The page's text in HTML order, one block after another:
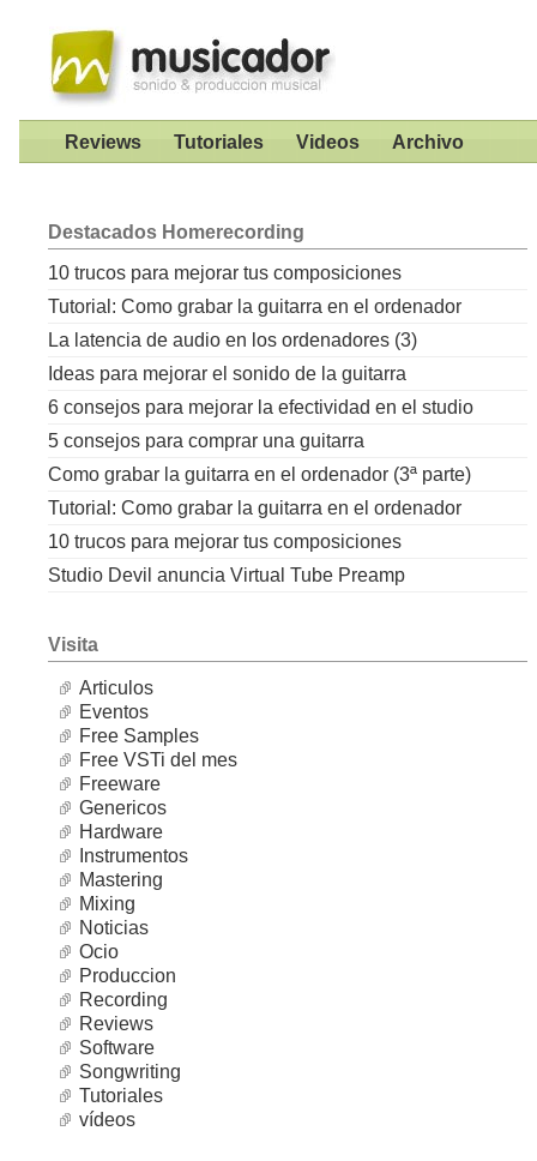
Reviews Tutoriales Videos Archivo
Destacados Homerecording
10 trucos para mejorar tus composiciones
Tutorial: Como grabar la guitarra en el ordenador
La latencia de audio en los ordenadores (3)
Ideas para mejorar el sonido de la guitarra
6 consejos para mejorar la efectividad en el studio
5 consejos para comprar una guitarra
Como grabar la guitarra en el ordenador (3ª parte)
Tutorial: Como grabar la guitarra en el ordenador
10 trucos para mejorar tus composiciones
Studio Devil anuncia Virtual Tube Preamp
Visita
Articulos
Eventos
Free Samples
Free VSTi del mes
Freeware
Genericos
Hardware
Instrumentos
Mastering
Mixing
Noticias
Ocio
Produccion
Recording
Reviews
Software
Songwriting
Tutoriales
vídeos